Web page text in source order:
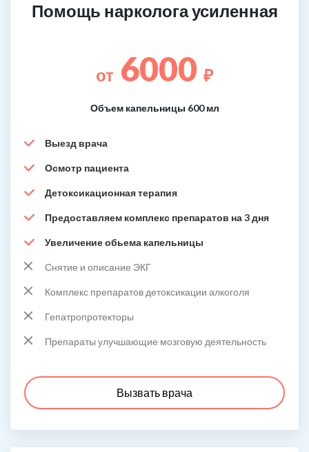
Помощь нарколога усиленная
от 6000 ₽
Объем капельницы 600 мл
Выезд врача
Осмотр пациента
Детоксикационная терапия
Предоставляем комплекс препаратов на 3 дня
Увеличение обьема капельницы
Снятие и описание ЭКГ
Комплекс препаратов детоксикации алкоголя
Гепатропротекторы
Препараты улучшающие мозговую деятельность
Вызвать врача